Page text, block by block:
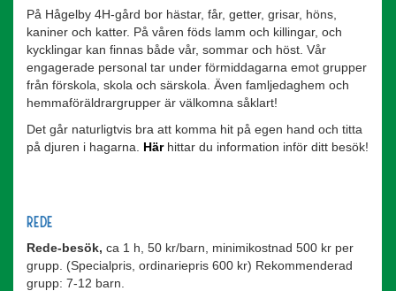
På Hågelby 4H-gård bor hästar, får, getter, grisar, höns,
kaniner och katter. På våren föds lamm och killingar, och
kycklingar kan finnas både vår, sommar och höst. Vår
engagerade personal tar under förmiddagarna emot grupper
från förskola, skola och särskola. Även famljedaghem och
hemmaföräldrargrupper är välkomna såklart!
Det går naturligtvis bra att komma hit på egen hand och titta
på djuren i hagarna. Här hittar du information inför ditt besök!
REDE
Rede-besök, ca 1 h, 50 kr/barn, minimikostnad 500 kr per
grupp. (Specialpris, ordinariepris 600 kr) Rekommenderad
grupp: 7-12 barn.